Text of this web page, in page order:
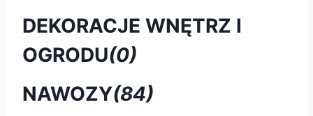
DEKORACJE WNĘTRZ I
OGRODU(0)
NAWOZY(84)